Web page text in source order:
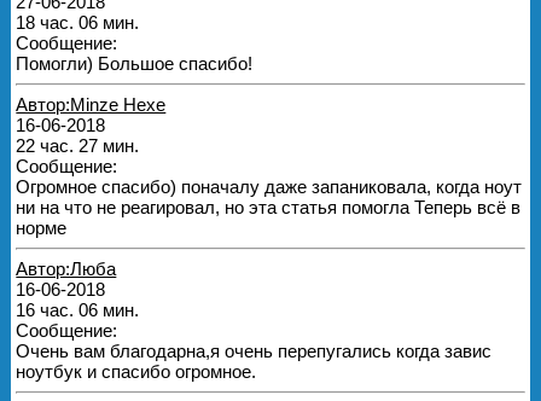
18 час. 06 мин.
Сообщение:
Помогли) Большое спасибо!
Автор:Minze Hexe
16-06-2018
22 час. 27 мин.
Сообщение:
Огромное спасибо) поначалу даже запаниковала, когда ноут
ни на что не реагировал, но эта статья помогла Теперь всё в
норме
Автор:Люба
16-06-2018
16 час. 06 мин.
Сообщение:
Очень вам благодарна,я очень перепугались когда завис
ноутбук и спасибо огромное.